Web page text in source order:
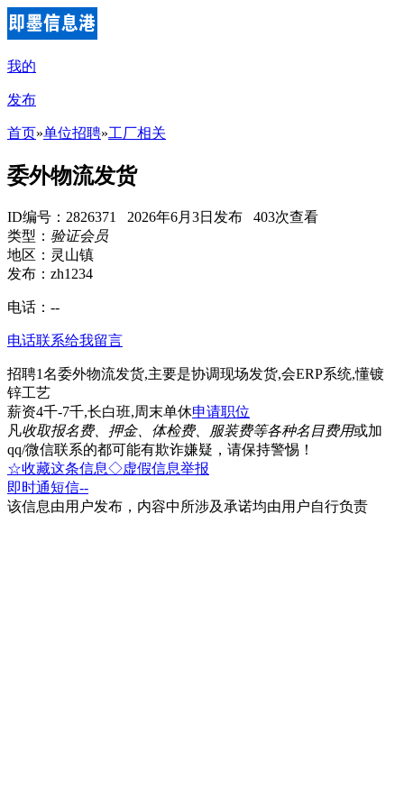
我的
发布
首页»单位招聘»工厂相关
委外物流发货
ID编号：2826371 2026年6月3日发布 403次查看
类型： 验证会员
地区：灵山镇
发布：zh1234
电话： --
电话联系给我留言
招聘1名委外物流发货,主要是协调现场发货,会ERP系统,懂镀
锌工艺
薪资4千-7千,长白班,周末单休申请职位
凡收取报名费、押金、体检费、服装费等各种名目费用或加
qq/微信联系的都可能有欺诈嫌疑，请保持警惕！
☆收藏这条信息◇虚假信息举报
即时通短信--
该信息由用户发布，内容中所涉及承诺均由用户自行负责